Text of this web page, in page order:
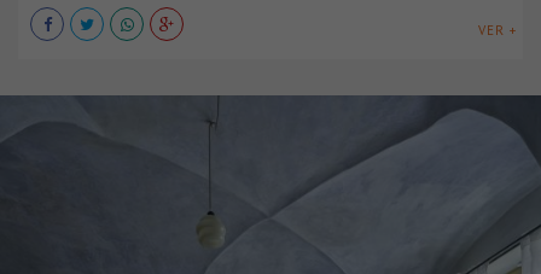
VER +